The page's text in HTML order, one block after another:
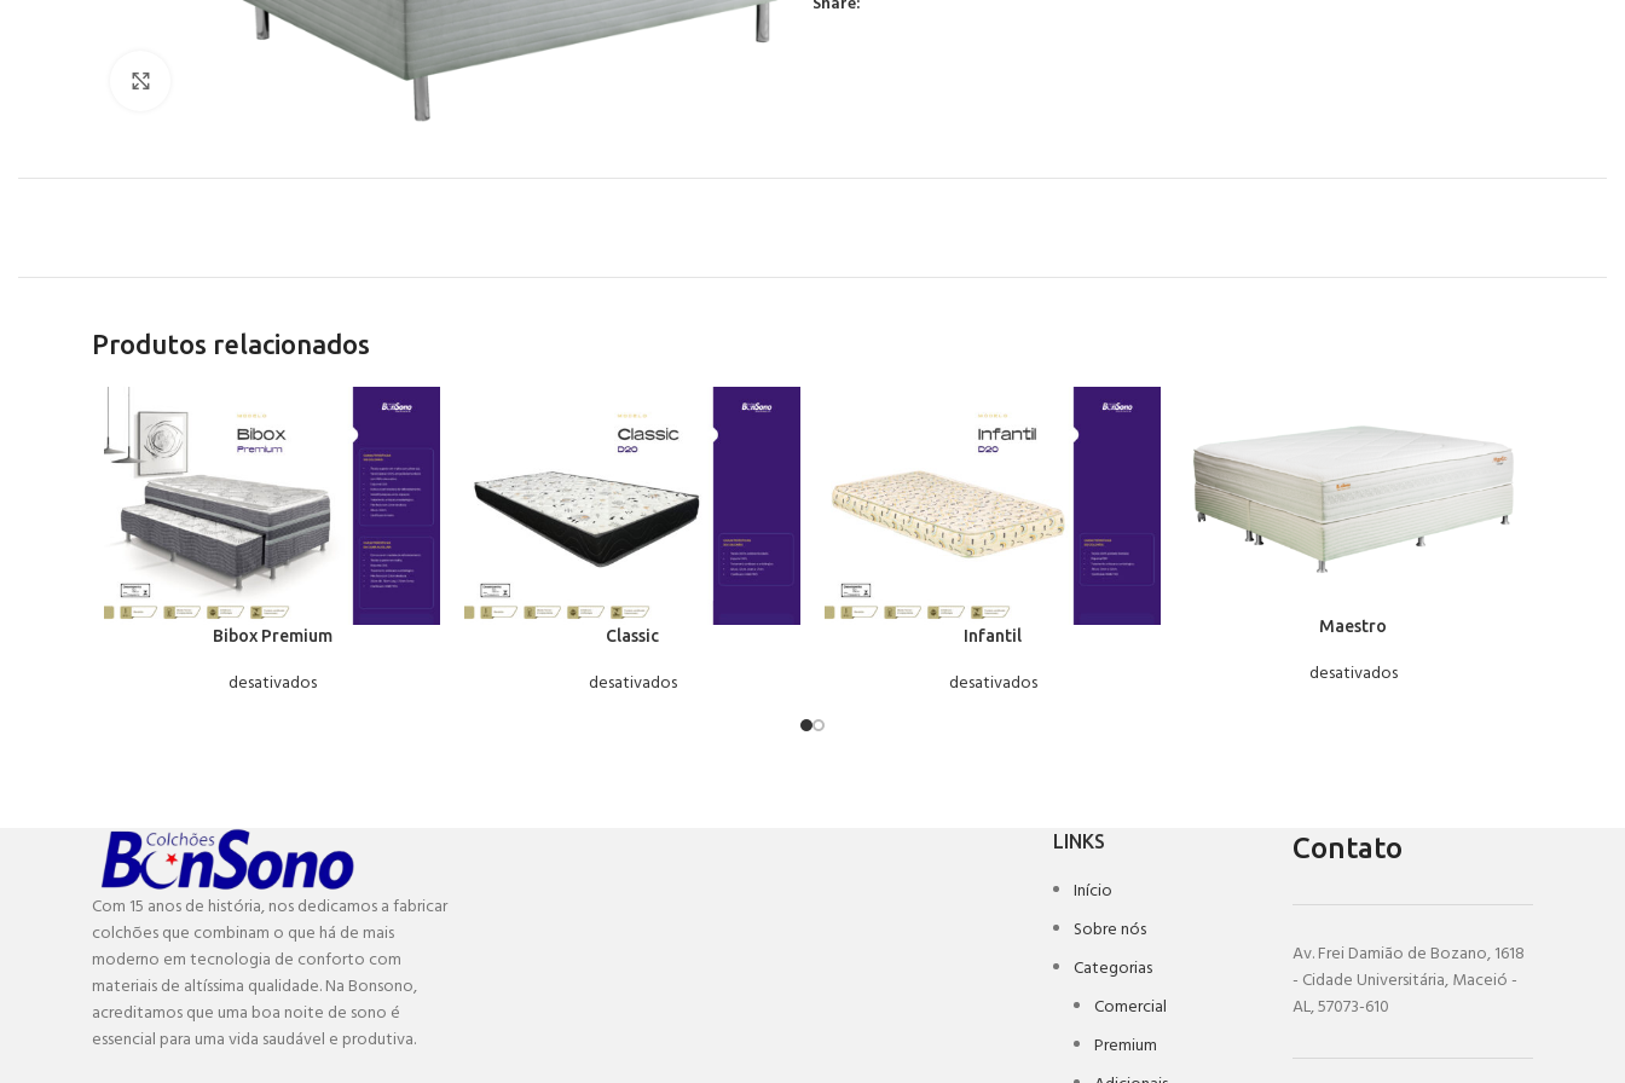
Produtos relacionados
Bibox Premium
desativados
Classic
desativados
Infantil
desativados
Maestro
desativados
Com 15 anos de história, nos dedicamos a fabricar
colchões que combinam o que há de mais
moderno em tecnologia de conforto com
materiais de altíssima qualidade. Na Bonsono,
acreditamos que uma boa noite de sono é
essencial para uma vida saudável e produtiva.
LINKS
Início
Sobre nós
Categorias
Comercial
Premium
Contato
Av. Frei Damião de Bozano, 1618
- Cidade Universitária, Maceió -
AL, 57073-610